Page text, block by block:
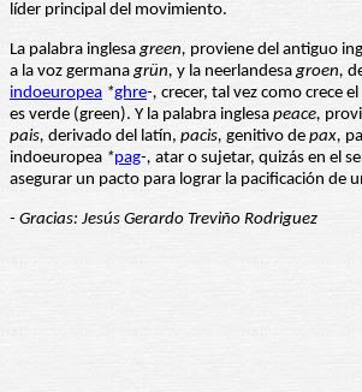
líder principal del movimiento.
La palabra inglesa green, proviene del antiguo
a la voz germanagrün, y la neerlandesagroen,
indoeuropea *ghre-, crecer, tal vez como crece
es verde (green). Y la palabra inglesa peace,
pais, derivado del latín, pacis, genitivo de pax,
indoeuropea *pag-, atar o sujetar, quizás en el
asegurar un pacto para lograr la pacificación de
- Gracias: Jesús Gerardo Treviño Rodriguez